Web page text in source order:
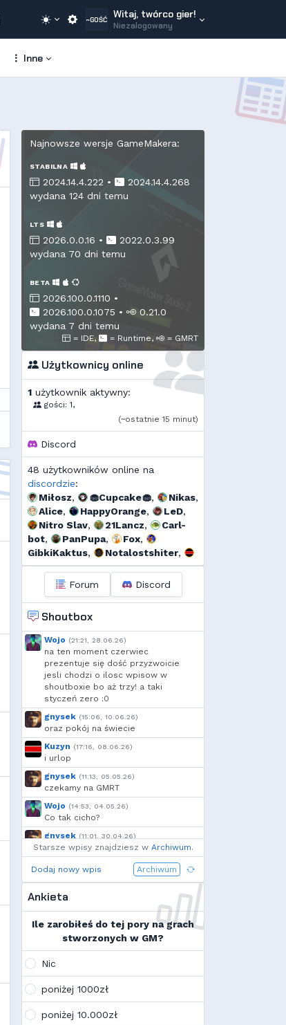
~GOŚĆ Witaj, twórco gier!
Niezalogowany
Inne
Najnowsze wersje GameMakera:
STABILNA
2024.14.4.222 •
2024.14.4.268
wydana 124 dni temu
LTS
2026.0.0.16 •
2022.0.3.99
wydana 70 dni temu
BETA
2026.100.0.1110 •
2026.100.0.1075 •
0.21.0
wydana 7 dni temu
= IDE, = Runtime, = GMRT
Użytkownicy online
1 użytkownik aktywny:
gości: 1,
(~ostatnie 15 minut)
Discord
48 użytkowników online na
discordzie:
Miłosz, 🧁Cupcake🧁, Nikas,
Alice, HappyOrange, LeD,
Nitro Slav, 21Lancz,
Carl-
bot, PanPupa, Fox,
GibkiKaktus, Notalostshiter,
Kuzyn, GMRussell, Tidżi,
, 𝕳𝖚𝖌𝖔 𝕲𝖔𝖓𝖝𝖆𝖑𝖊𝖝,
,
Kalor, Threef, RogerDodg3r
Jarkozpl,
🆅🅸🆃🅾74🅼
Deusald
szmalu, Korodzik, Marco
Kandif, Danieo, Arrekin,
Mtax, g..., RuLing, szynka
Cebul, Borek, Add92
Krzysiek1250 ,
exigo, xVANiLL
Forum Discord
Shoutbox
Wojo (21:21, 28.06.26)
na ten moment czerwiec
prezentuje się dość przyzwoicie
jesli chodzi o ilosc wpisow w
shoutboxie bo aż trzy! a taki
styczeń zero :0
gnysek (15:06, 10.06.26)
oraz pokój na świecie
Kuzyn (17:16, 08.06.26)
i urlop
gnysek (11:13, 05.05.26)
czekamy na GMRT
Wojo (14:53, 04.05.26)
Co tak cicho?
gnysek (11:01, 30.04.26)
Grill panie, grill.
Wojo
(14:18, 29.04.26)
Jak planujecie spędzić najbliższą
Ja zainstalowałem sobie Linux mint
na swoim laptopie
Wojo
Tak, po zmianach gmclan przeżywa
wskazują, że ten rok będzie rokiem
Linuxa, rokiem odejścia od
discorda na rzecz forów
Starsze wpisy znajdziesz w Archiwum.
Dodaj nowy wpis Archiwum
Ankieta
Ile zarobiłeś do tej pory na grach
stworzonych w GM?
Nic
poniżej 1000zł
poniżej 10.000zł